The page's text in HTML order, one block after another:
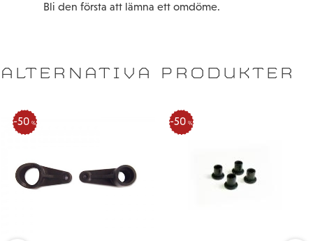
Bli den första att lämna ett omdöme.
ALTERNATIVA PRODUKTER
50 % 50 %